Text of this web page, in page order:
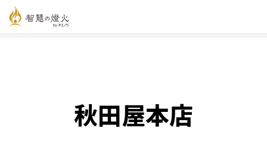
智慧の燈火オンライン
秋田屋本店